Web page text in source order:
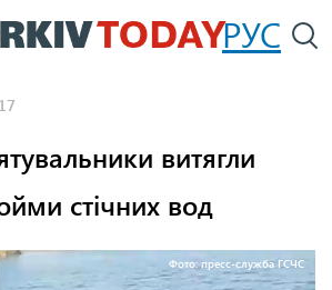
Перейти
до
РУС
витягли
стічних вод
Фото: пресс-служба ГСЧС